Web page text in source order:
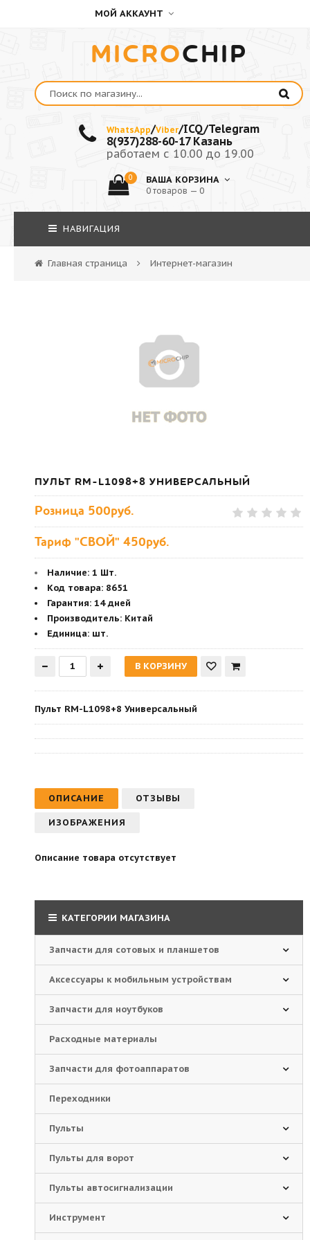
МОЙ АККАУНТ
MICROCHIP
WhatsApp/Viber/ICQ/Telegram
8(937)288-60-17 Казань
работаем с 10.00 до 19.00
0 ВАША КОРЗИНА
0 товаров — 0
НАВИГАЦИЯ
Главная страница Интернет-магазин
ПУЛЬТ RM-L1098+8 УНИВЕРСАЛЬНЫЙ
Розница 500руб.
Тариф "СВОЙ" 450руб.
Наличие: 1 Шт.
Код товара: 8651
Гарантия: 14 дней
Производитель: Китай
Единица: шт.
Пульт RM-L1098+8 Универсальный
ОПИСАНИЕ ОТЗЫВЫ
ИЗОБРАЖЕНИЯ
Описание товара отсутствует
КАТЕГОРИИ МАГАЗИНА
Запчасти для сотовых и планшетов
Аксессуары к мобильным устройствам
Запчасти для ноутбуков
Расходные материалы
Запчасти для фотоаппаратов
Переходники
Пульты
Пульты для ворот
Пульты автосигнализации
Инструмент